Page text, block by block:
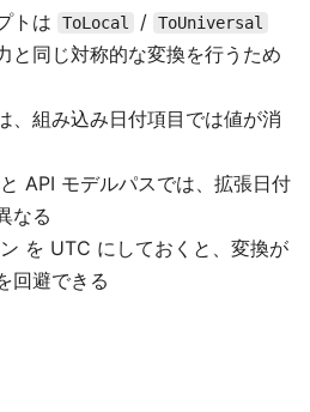
トは
ToLocal / ToUniversal
と同じ対称的な変換を行うため
、組み込み日付項目では値が消
API モデルパスでは、拡張日付
なる
を UTC にしておくと、変換が
回避できる